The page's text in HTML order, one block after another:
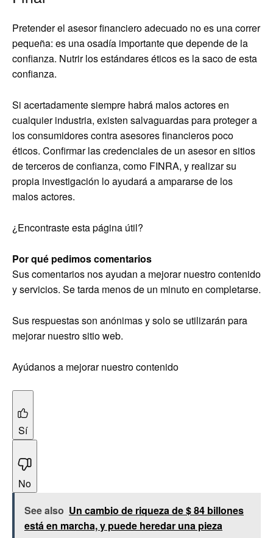
Pretender el asesor financiero adecuado no es una correr
pequeña: es una osadía importante que depende de la
confianza. Nutrir los estándares éticos es la saco de esta
confianza.
Si acertadamente siempre habrá malos actores en
cualquier industria, existen salvaguardas para proteger a
los consumidores contra asesores financieros poco
éticos. Confirmar las credenciales de un asesor en sitios
de terceros de confianza, como FINRA, y realizar su
propia investigación lo ayudará a ampararse de los
malos actores.
¿Encontraste esta página útil?
Por qué pedimos comentarios
Sus comentarios nos ayudan a mejorar nuestro contenido
y servicios. Se tarda menos de un minuto en completarse.
Sus respuestas son anónimas y solo se utilizarán para
mejorar nuestro sitio web.
Ayúdanos a mejorar nuestro contenido
Sí
No
See also Un cambio de riqueza de $ 84 billones
está en marcha, y puede heredar una pieza